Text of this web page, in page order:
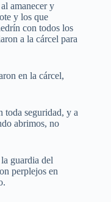
amanecer y
y los que
con todos los
a la cárcel para
en la cárcel,
seguridad, y a
abrimos, no
guardia del
perplejos en